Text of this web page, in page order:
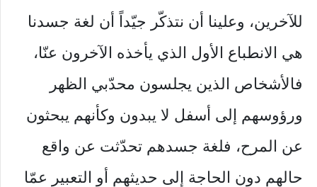
للآخرين، وعلينا أن نتذكّر جيّداً أن لغة جسدنا
هي الانطباع الأول الذي يأخذه الآخرون عنّا،
فالأشخاص الذين يجلسون محدّبي الظهر
ورؤوسهم إلى أسفل لا يبدون وكأنهم يبحثون
عن المرح، فلغة جسدهم تحدّثت عن واقع
حالهم دون الحاجة إلى حديثهم أو التعبير عمّا